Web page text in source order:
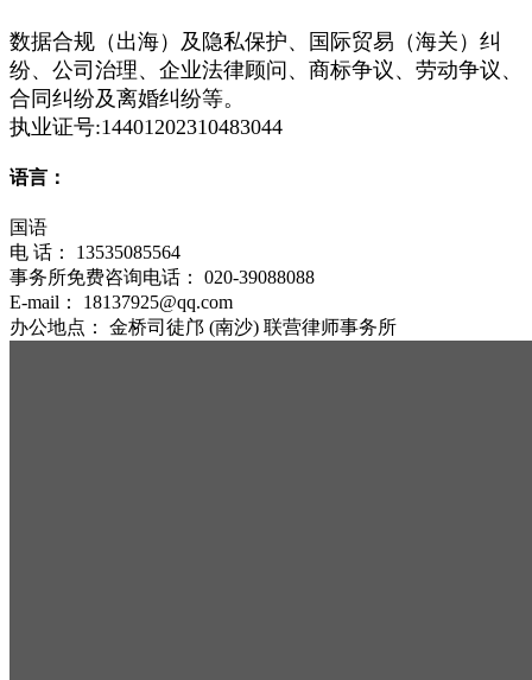
数据合规（出海）及隐私保护、国际贸易（海关）纠
纷、公司治理、企业法律顾问、商标争议、劳动争议、
合同纠纷及离婚纠纷等。
执业证号:14401202310483044
语言：
国语
电 话：
13535085564
事务所免费咨询电话：
020-39088088
E-mail：
18137925@qq.com
办公地点：
金桥司徒邝 (南沙) 联营律师事务所